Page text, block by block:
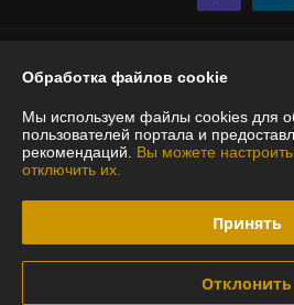
220073, г. Минск, ул. Ольшевского, д.24,
Регистрационный номер ЕГР: 191349774
Регистрационный орган: Мингорисполком
Местонахождение книги жалоб и
Обработка файлов cookie
Мы используем файлы cookies для
пользователей портала и
рекомендаций. Вы можете
отключить их.
Принять
Отклонить